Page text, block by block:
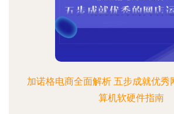
加诺格电商全面解析 五步成就优秀
算机软硬件指南